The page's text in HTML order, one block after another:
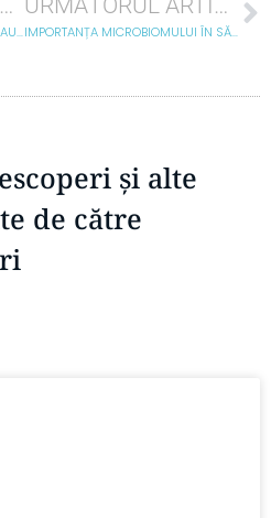
ARTICOLUL PRECEDENT
CUM VORBIM CU ADOLESCENȚII SAU COPIII MAI MICI DESPRE DROGURI?
URMĂTORUL ARTICOL
IMPORTANȚA MICROBIOMULUI ÎN SĂNĂTATEA MENTALĂ A COPIILOR
și alte
de către